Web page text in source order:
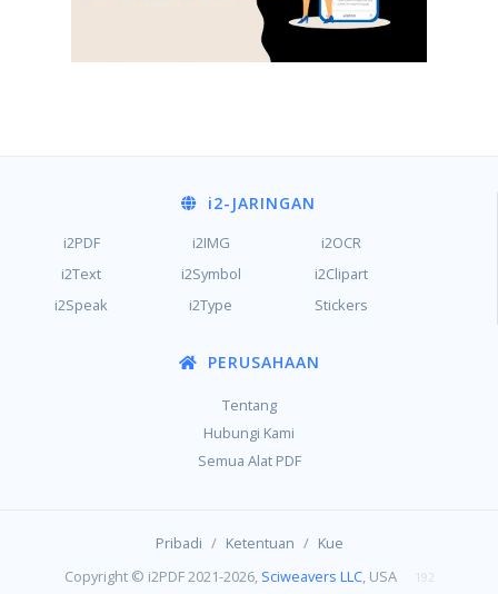
i2-JARINGAN
i2PDF i2IMG
i2OCR
i2Text
i2Symbol
i2Clipart
i2Speak
i2Type Stickers
PERUSAHAAN
Tentang
Hubungi Kami
Semua Alat PDF
Pribadi / Ketentuan / Kue
Copyright © i2PDF 2021-2026, Sciweavers LLC, USA 192